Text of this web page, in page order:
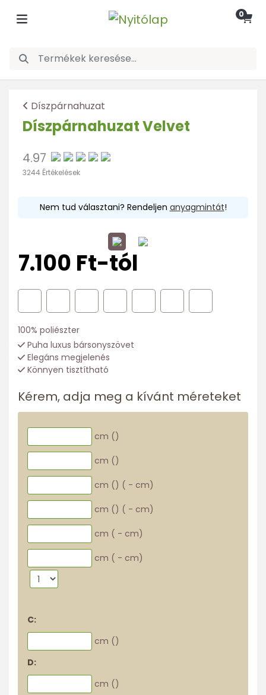
0
Díszpárnahuzat
Díszpárnahuzat Velvet
4.97
3244 Értékelések
Nem tud választani? Rendeljen anyagmintát!
7.100 Ft-tól
100% poliészter
Puha luxus bársonyszövet
Elegáns megjelenés
Könnyen tisztítható
Kérem, adja meg a kívánt méreteket
cm ()
cm ()
cm () ( - cm)
cm () ( - cm)
cm ( - cm)
cm ( - cm)
C:
cm ()
D:
cm ()